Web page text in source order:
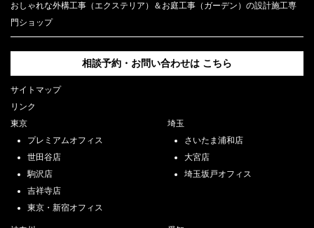
おしゃれな外構工事（エクステリア）＆お庭工事（ガーデン）の設計施工専
門ショップ
相談予約・お問い合わせは こちら
サイトマップ
リンク
東京
プレミアムオフィス
世田谷店
駒沢店
吉祥寺店
東京・新宿オフィス
埼玉
さいたま浦和店
大宮店
埼玉坂戸オフィス